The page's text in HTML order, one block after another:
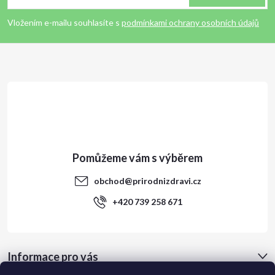
pVložením e-mailu souhlasíte s podmínkami ochrany osobních údajů
Informace pro vás
obchod@prirodnizdravi.cz
+420 739 258 671